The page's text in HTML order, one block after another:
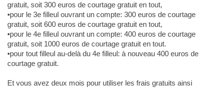
gratuit, soit 300 euros de courtage gratuit en tout,
•pour le 3e filleul ouvrant un compte: 300 euros de courtage
gratuit, soit 600 euros de courtage gratuit en tout,
•pour le 4e filleul ouvrant un compte: 400 euros de courtage
gratuit, soit 1000 euros de courtage gratuit en tout.
•pour tout filleul au-delà du 4e filleul: à nouveau 400 euros de
courtage gratuit.
Et vous avez deux mois pour utiliser les frais gratuits ainsi